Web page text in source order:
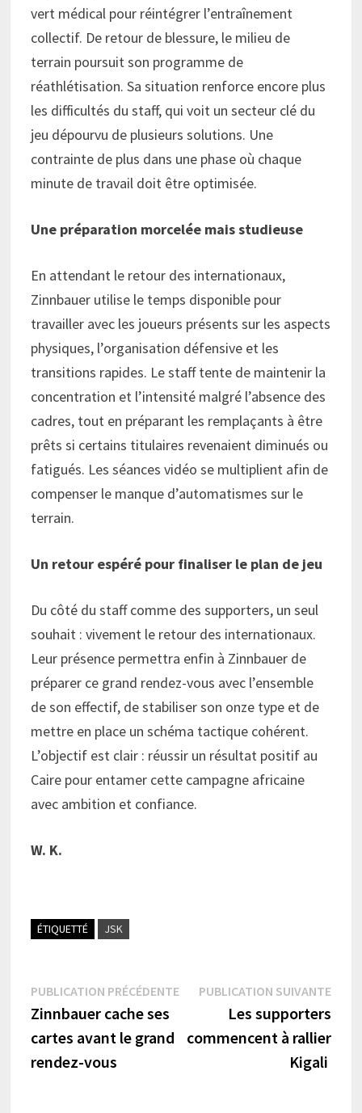
vert médical pour réintégrer l’entraînement
collectif. De retour de blessure, le milieu de
terrain poursuit son programme de
réathlétisation. Sa situation renforce encore plus
les difficultés du staff, qui voit un secteur clé du
jeu dépourvu de plusieurs solutions. Une
contrainte de plus dans une phase où chaque
minute de travail doit être optimisée.
Une préparation morcelée mais studieuse
En attendant le retour des internationaux,
Zinnbauer utilise le temps disponible pour
travailler avec les joueurs présents sur les aspects
physiques, l’organisation défensive et les
transitions rapides. Le staff tente de maintenir la
concentration et l’intensité malgré l’absence des
cadres, tout en préparant les remplaçants à être
prêts si certains titulaires revenaient diminués ou
fatigués. Les séances vidéo se multiplient afin de
compenser le manque d’automatismes sur le
terrain.
Un retour espéré pour finaliser le plan de jeu
Du côté du staff comme des supporters, un seul
souhait : vivement le retour des internationaux.
Leur présence permettra enfin à Zinnbauer de
préparer ce grand rendez-vous avec l’ensemble
de son effectif, de stabiliser son onze type et de
mettre en place un schéma tactique cohérent.
L’objectif est clair : réussir un résultat positif au
Caire pour entamer cette campagne africaine
avec ambition et confiance.
W. K.
ÉTIQUETTÉ JSK
Navigation
de
l’article
PUBLICATION PRÉCÉDENTEPublication
précédente :
Zinnbauer cache ses
cartes avant le grand
rendez-vous
PUBLICATION SUIVANTE
Les supporters
commencent à rallier
Kigali